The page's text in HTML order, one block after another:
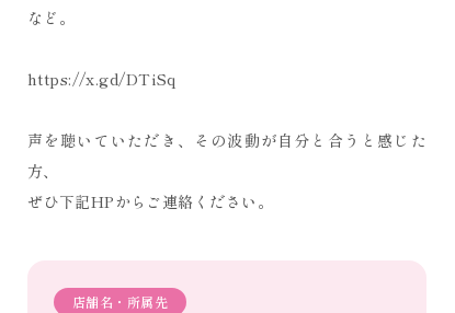
など。
https://x.gd/DTiSq
声を聴いていただき、その波動が自分と合うと感じた
方、
ぜひ下記HPからご連絡ください。
店舗名・所属先